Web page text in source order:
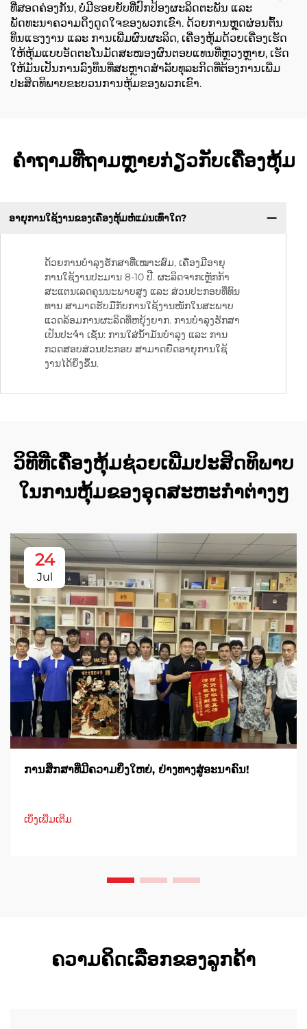
ທີ່ສອດຄ່ອງກັນ, ບໍ່ມີຮອຍຍັບທີ່ປົກປ້ອງຜະລິດຕະພັນ ແລະ
ພັດທະນາຄວາມດຶງດູດໃຈຂອງພວກເຂົາ. ດ້ວຍການຫຼຸດຜ່ອນຕົ້ນ
ທຶນແຮງງານ ແລະ ການເພີ່ມຜົນຜະລິດ, ເຄື່ອງຫຸ້ມດ້ວຍເຄື່ອງເຮັດ
ໃຫ້ຫຸ້ມແບບອັດຕະໂນມັດສະໜອງຜົນຕອບແທນທີ່ຫຼວງຫຼາຍ, ເຮັດ
ໃຫ້ມັນເປັນການລົງທຶນທີ່ສະຫຼາດສຳລັບທຸລະກິດທີ່ຕ້ອງການເພີ່ມ
ປະສິດທິພາບຂະບວນການຫຸ້ມຂອງພວກເຂົາ.
ຄຳຖາມທີ່ຖາມຫຼາຍກ່ຽວກັບເຄື່ອງຫຸ້ມ
ອາຍຸ​ການ​ໃຊ້ງານ​ຂອງ​ເຄື່ອງ​ຫຸ້ມ​ຫໍ່​ແມ່ນ​ເທົ່າ​ໃດ?
ດ້ວຍ​ການ​ບຳ​ລຸງ​ຮັກ​ສາ​ທີ່​ເໝາະ​ສົມ, ເຄື່ອງ​ມີອາຍຸ
ການ​ໃຊ້ງານ​ປະ​ມານ 8-10 ປີ. ຜະ​ລິດ​ຈາກ​ເຫຼັກ​ກ້າ​
ສະ​ແຕນ​ເລດ​ຄຸນ​ນະ​ພາບ​ສູງ ແລະ ສ່ວນ​ປະ​ກອບ​ທີ່​ທົນ​
ທານ ສາ​ມາດ​ຮັບ​ມື​ກັບ​ການ​ໃຊ້ງານ​ໜັກ​ໃນ​ສະ​ພາບ​
ແວດ​ລ້ອມ​ການ​ຜະ​ລິດ​ທີ່​ຫຍຸ້ງ​ຍາກ. ການ​ບຳ​ລຸງ​ຮັກ​ສາ​
ເປັນ​ປະ​ຈຳ ເຊັ່ນ: ການ​ໃສ່​ນ້ຳ​ມັນ​ບຳ​ລຸງ ແລະ ການ​
ກວດ​ສອບ​ສ່ວນ​ປະ​ກອບ ສາ​ມາດ​ຍືດ​ອາຍຸ​ການ​ໃຊ້
ງານ​ໄດ້​ຍິ່ງ​ຂຶ້ນ.
ວິທີທີ່ເຄື່ອງຫຸ້ມຊ່ວຍເພີ່ມປະສິດທິພາບ
ໃນການຫຸ້ມຂອງອຸດສະຫະກຳຕ່າງໆ
24
Jul
ການສຶກສາທີ່ມີຄວາມຍິ່ງໃຫຍ່, ຢ່າງທາງສູ່ອະນາຄົນ!
ເບິ່ງເພີ່ມເຕີມ
ຄວາມຄິດເລືອກຂອງລູກຄ້າ